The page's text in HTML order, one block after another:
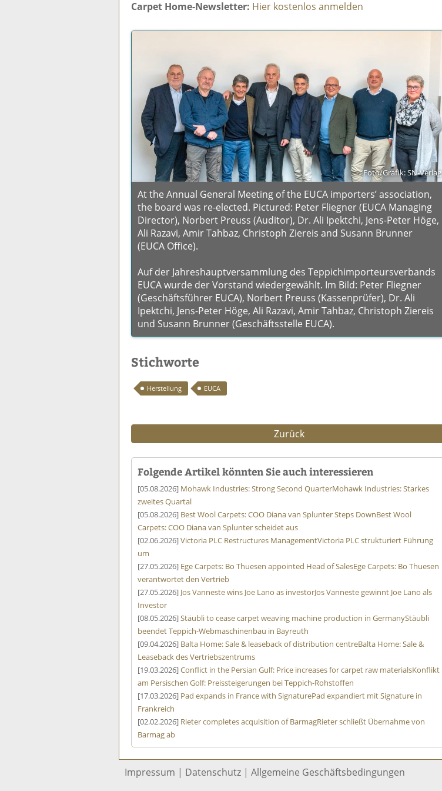
Carpet Home-Newsletter: Hier kostenlos anmelden
Foto/Grafik: SN-Verlag
At the Annual General Meeting of the EUCA importers’ association,
the board was re-elected. Pictured: Peter Fliegner (EUCA Managing
Director), Norbert Preuss (Auditor), Dr. Ali Ipektchi, Jens-Peter Höge,
Ali Razavi, Amir Tahbaz, Christoph Ziereis and Susann Brunner
(EUCA Office).
Auf der Jahreshauptversammlung des Teppichimporteursverbands
EUCA wurde der Vorstand wiedergewählt. Im Bild: Peter Fliegner
(Geschäftsführer EUCA), Norbert Preuss (Kassenprüfer), Dr. Ali
Ipektchi, Jens-Peter Höge, Ali Razavi, Amir Tahbaz, Christoph Ziereis
und Susann Brunner (Geschäftsstelle EUCA).
Stichworte
Herstellung EUCA
Zurück
Folgende Artikel könnten Sie auch interessieren
[05.08.2026] Mohawk Industries: Strong Second QuarterMohawk Industries: Starkes
zweites Quartal
[05.08.2026] Best Wool Carpets: COO Diana van Splunter Steps DownBest Wool
Carpets: COO Diana van Splunter scheidet aus
[02.06.2026]Victoria PLC Restructures ManagementVictoria PLC strukturiert Führung
um
[27.05.2026] Ege Carpets: Bo Thuesen appointed Head of SalesEge Carpets: Bo Thuesen
verantwortet den Vertrieb
[27.05.2026] Jos Vanneste wins Joe Lano as investorJos Vanneste gewinnt Joe Lano als
Investor
[08.05.2026]Stäubli to cease carpet weaving machine production in GermanyStäubli
beendet Teppich-Webmaschinenbau in Bayreuth
[09.04.2026] Balta Home: Sale & leaseback of distribution centreBalta Home: Sale &
Leaseback des Vertriebszentrums
[19.03.2026]Conflict in the Persian Gulf: Price increases for carpet raw materialsKonflikt
am Persischen Golf: Preissteigerungen bei Teppich-Rohstoffen
[17.03.2026] Pad expands in France with SignaturePad expandiert mit Signature in
Frankreich
[02.02.2026] Rieter completes acquisition of BarmagRieter schließt Übernahme von
Barmag ab
Impressum | Datenschutz | Allgemeine Geschäftsbedingungen